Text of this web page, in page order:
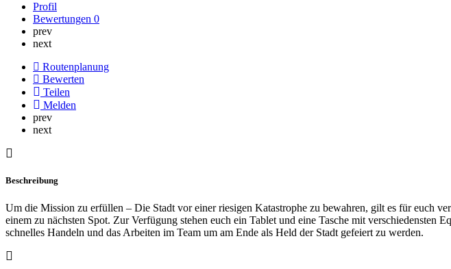
Profil
Bewertungen 0
prev
next
Routenplanung
Bewerten
Teilen
Melden
prev
next
Beschreibung
Um die Mission zu erfüllen – Die Stadt vor einer riesigen Katastrophe zu bewahren, gilt es für euch
einem zu nächsten Spot. Zur Verfügung stehen euch ein Tablet und eine Tasche mit verschiedensten
schnelles Handeln und das Arbeiten im Team um am Ende als Held der Stadt gefeiert zu werden.